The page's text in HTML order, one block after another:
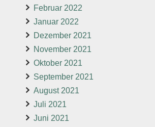
Februar 2022
Januar 2022
Dezember 2021
November 2021
Oktober 2021
September 2021
August 2021
Juli 2021
Juni 2021